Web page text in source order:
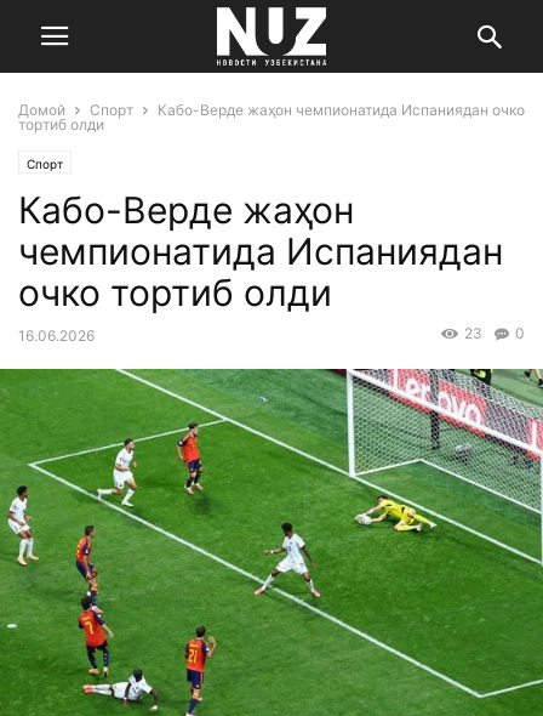
Домой Спорт
Кабо-Верде жаҳон чемпионатида Испаниядан очко
тортиб олди
Спорт
Кабо-Верде жаҳон
чемпионатида Испаниядан
очко тортиб олди
16.06.2026 0
23